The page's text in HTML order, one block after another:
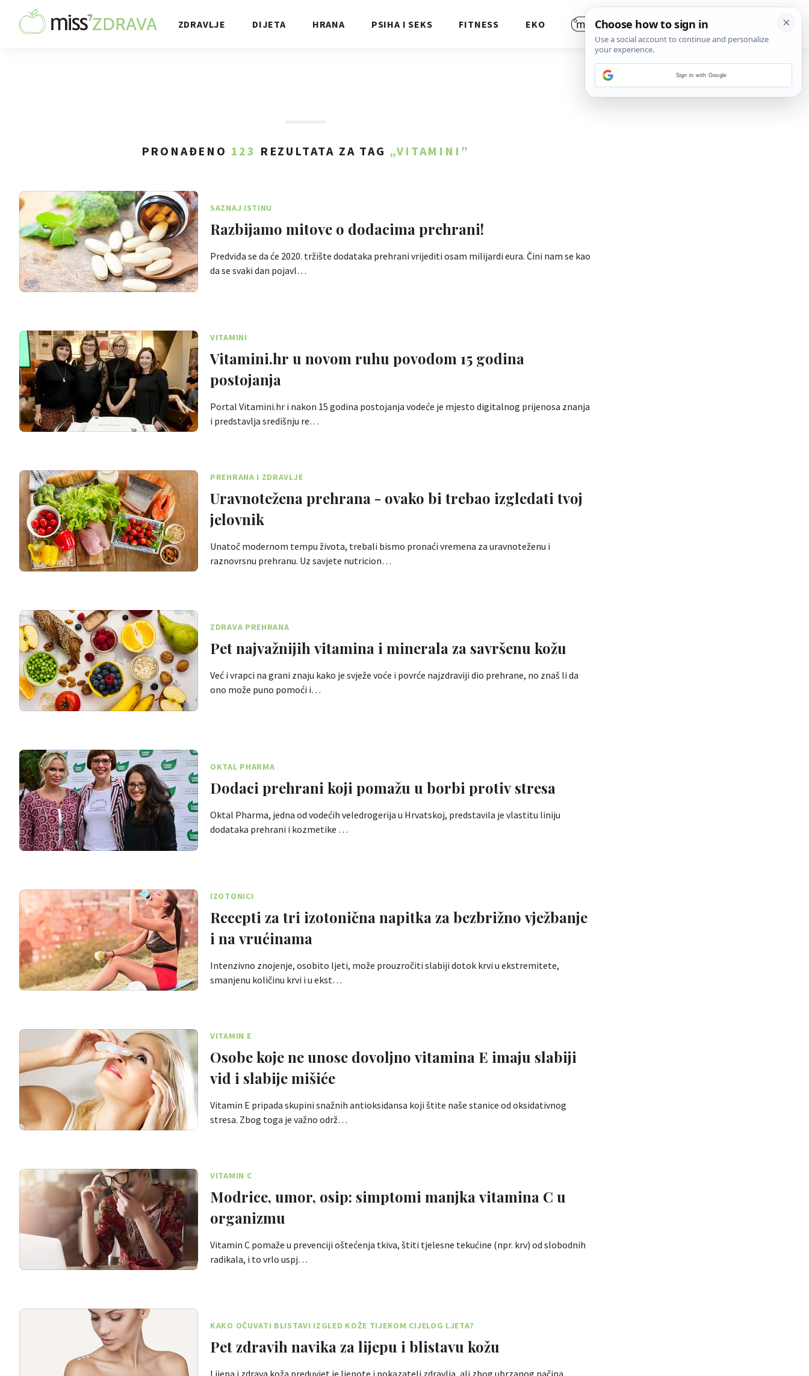
ZDRAVLJE DIJETA HRANA PSIHA I SEKS FITNESS EKO
PRONAĐENO 123 REZULTATA ZA TAG „VITAMINI”
SAZNAJ ISTINU
Razbijamo mitove o dodacima prehrani!
Predviđa se da će 2020. tržište dodataka prehrani vrijediti osam milijardi eura. Čini nam se kao
da se svaki dan pojavl…
VITAMINI
Vitamini.hr u novom ruhu povodom 15 godina
postojanja
Portal Vitamini.hr i nakon 15 godina postojanja vodeće je mjesto digitalnog prijenosa znanja
i predstavlja središnju re…
PREHRANA I ZDRAVLJE
Uravnotežena prehrana - ovako bi trebao izgledati tvoj
jelovnik
Unatoč modernom tempu života, trebali bismo pronaći vremena za uravnoteženu i
raznovrsnu prehranu. Uz savjete nutricion…
ZDRAVA PREHRANA
Pet najvažnijih vitamina i minerala za savršenu kožu
Već i vrapci na grani znaju kako je svježe voće i povrće najzdraviji dio prehrane, no znaš li da
ono može puno pomoći i…
OKTAL PHARMA
Dodaci prehrani koji pomažu u borbi protiv stresa
Oktal Pharma, jedna od vodećih veledrogerija u Hrvatskoj, predstavila je vlastitu liniju
dodataka prehrani i kozmetike …
IZOTONICI
Recepti za tri izotonična napitka za bezbrižno vježbanje
i na vrućinama
Intenzivno znojenje, osobito ljeti, može prouzročiti slabiji dotok krvi u ekstremitete,
smanjenu količinu krvi i u ekst…
VITAMIN E
Osobe koje ne unose dovoljno vitamina E imaju slabiji
vid i slabije mišiće
Vitamin E pripada skupini snažnih antioksidansa koji štite naše stanice od oksidativnog
stresa. Zbog toga je važno održ…
VITAMIN C
Modrice, umor, osip: simptomi manjka vitamina C u
organizmu
Vitamin C pomaže u prevenciji oštećenja tkiva, štiti tjelesne tekućine (npr. krv) od slobodnih
radikala, i to vrlo uspj…
KAKO OČUVATI BLISTAVI IZGLED KOŽE TIJEKOM CIJELOG LJETA?
Pet zdravih navika za lijepu i blistavu kožu
Lijepa i zdrava koža preduvjet je ljepote i pokazatelj zdravlja, ali zbog ubrzanog načina
Sign in with Google